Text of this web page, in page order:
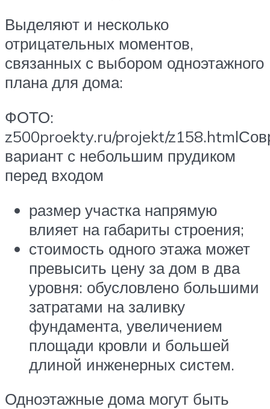
Выделяют и несколько
отрицательных моментов,
связанных с выбором одноэтажного
плана для дома:
ФОТО:
z500proekty.ru/projekt/
вариант с небольшим прудиком
перед входом
размер участка напрямую
влияет на габариты строения;
стоимость одного этажа может
превысить цену за дом в два
уровня: обусловлено большими
затратами на заливку
фундамента, увеличением
площади кровли и большей
длиной инженерных систем.
Одноэтажные дома могут быть